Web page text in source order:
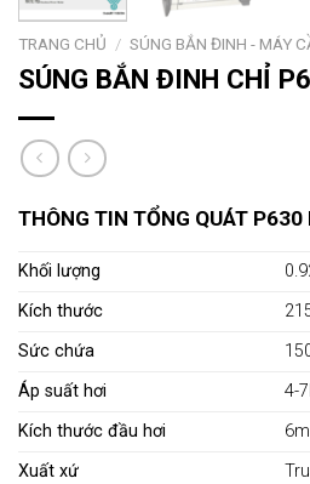
TRANG CHỦ / SÚNG BẮN ĐINH - MÁY
SÚNG BẮN ĐINH CHỈ
THÔNG TIN TỔNG QUÁT P630
Khối lượng
Kích thước
Sức chứa
Áp suất hơi
4-
Kích thước đầu hơi
Xuất xứ